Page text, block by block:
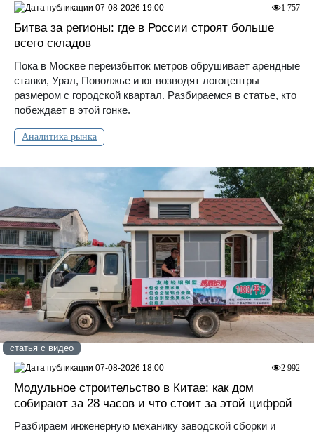
Битва за регионы: где в России строят больше
всего складов
Пока в Москве переизбыток метров обрушивает арендные
ставки, Урал, Поволжье и юг возводят логоцентры
размером с городской квартал. Разбираемся в статье, кто
побеждает в этой гонке.
Аналитика рынка
1 757
07-08-2026 19:00
статья с видео
Модульное строительство в Китае: как дом
собирают за 28 часов и что стоит за этой цифрой
Разбираем инженерную механику заводской сборки и
2 992
07-08-2026 18:00